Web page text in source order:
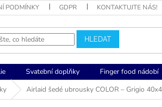
PODMÍNKY GDPR KONTAKTUJTE NÁS!
HLEDAT
Svatební doplňky Finger food nádobí
Airlaid šedé ubrousky COLOR – Grigio